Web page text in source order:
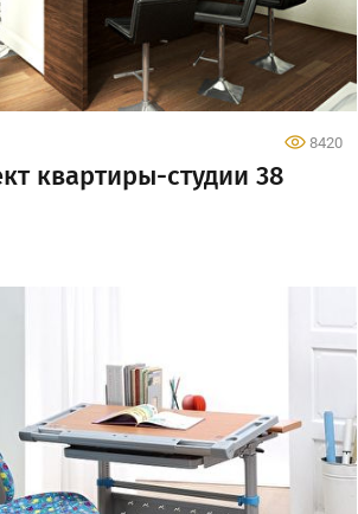
8420
квартиры-студии 38